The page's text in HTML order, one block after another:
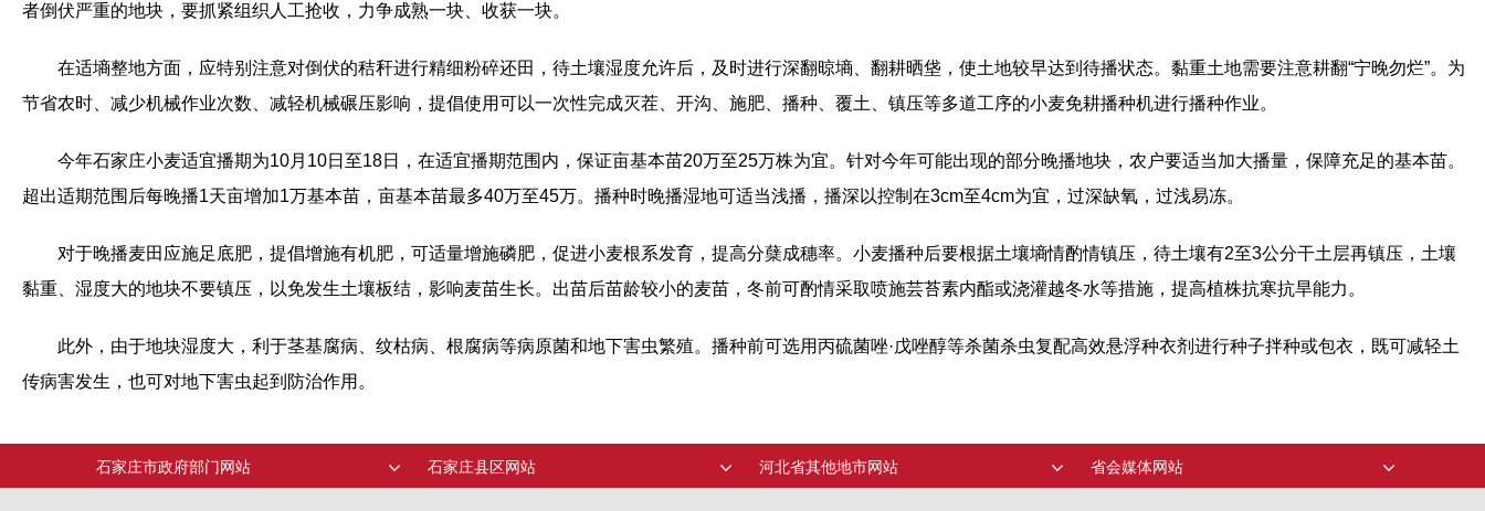
者倒伏严重的地块，要抓紧组织人工抢收，力争成熟一块、收获一块。
在适墒整地方面，应特别注意对倒伏的秸秆进行精细粉碎还田，待土壤湿度允许后，及时进行深翻晾墒、翻耕晒垡，使土地较早达到待播状态。黏重土地需要注意耕翻“宁晚勿烂”。为
节省农时、减少机械作业次数、减轻机械碾压影响，提倡使用可以一次性完成灭茬、开沟、施肥、播种、覆土、镇压等多道工序的小麦免耕播种机进行播种作业。
今年石家庄小麦适宜播期为10月10日至18日，在适宜播期范围内，保证亩基本苗20万至25万株为宜。针对今年可能出现的部分晚播地块，农户要适当加大播量，保障充足的基本苗。
超出适期范围后每晚播1天亩增加1万基本苗，亩基本苗最多40万至45万。播种时晚播湿地可适当浅播，播深以控制在3cm至4cm为宜，过深缺氧，过浅易冻。
对于晚播麦田应施足底肥，提倡增施有机肥，可适量增施磷肥，促进小麦根系发育，提高分蘖成穗率。小麦播种后要根据土壤墒情酌情镇压，待土壤有2至3公分干土层再镇压，土壤
黏重、湿度大的地块不要镇压，以免发生土壤板结，影响麦苗生长。出苗后苗龄较小的麦苗，冬前可酌情采取喷施芸苔素内酯或浇灌越冬水等措施，提高植株抗寒抗旱能力。
此外，由于地块湿度大，利于茎基腐病、纹枯病、根腐病等病原菌和地下害虫繁殖。播种前可选用丙硫菌唑·戊唑醇等杀菌杀虫复配高效悬浮种衣剂进行种子拌种或包衣，既可减轻土
传病害发生，也可对地下害虫起到防治作用。